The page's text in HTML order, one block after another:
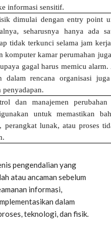
informasi sensitif.
dimulai dengan entry point
seharusnya hanya ada
tidak terkunci selama jam
komputer kamar perumahan
gagal harus memicu
dalam rencana organisasi
penyadapan.
dan manajemen perubahan
untuk memastikan
perangkat lunak, atau proses
pengendalian yang
atau ancaman sebelum
informasi,
dalam
teknologi, dan fisik.